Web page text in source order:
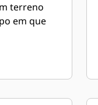
terreno
em que
±6